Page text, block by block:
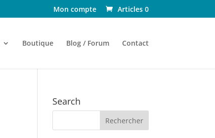
Mon compte Articles 0
Boutique Blog / Forum Contact
Search